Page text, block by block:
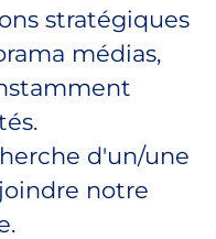
stratégiques
médias,
d'un/une
notre